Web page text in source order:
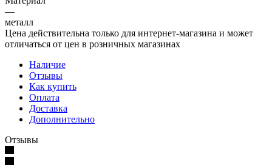
—
металл
Цена действительна только для интернет-магазина и может
отличаться от цен в розничных магазинах
Наличие
Отзывы
Как купить
Оплата
Доставка
Дополнительно
Отзывы